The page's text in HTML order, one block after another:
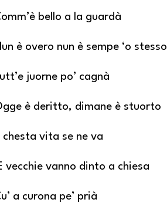
bello a la guardà
è overo nun è sempe ‘o stesso
juorne po’ cagnà
è deritto, dimane è stuorto
chesta vita se ne va
vecchie vanno dinto a chiesa
a curona pe’ prià